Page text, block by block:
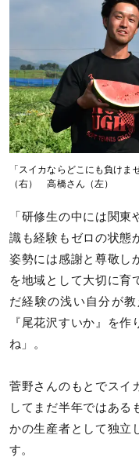
「スイカならどこにも負け
（右） 高橋さん（左）
「研修生の中には関
識も経験もゼロの状態
姿勢には感謝と尊敬し
を地域として大切に育
だ経験の浅い自分が
『尾花沢すいか』を
ね」。
菅野さんのもとでスイ
してまだ半年ではある
かの生産者として独立
す。